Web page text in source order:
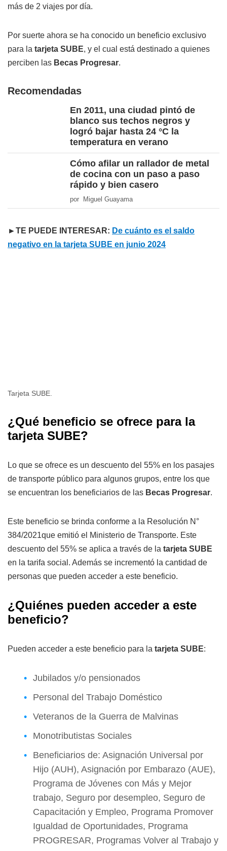
más de 2 viajes por día.
Por suerte ahora se ha conocido un beneficio exclusivo
para la tarjeta SUBE, y el cual está destinado a quienes
perciben las Becas Progresar.
Recomendadas
En 2011, una ciudad pintó de
blanco sus techos negros y
logró bajar hasta 24 °C la
temperatura en verano
Cómo afilar un rallador de metal
de cocina con un paso a paso
rápido y bien casero
por Miguel Guayama
►TE PUEDE INTERESAR: De cuánto es el saldo
negativo en la tarjeta SUBE en junio 2024
Tarjeta SUBE.
¿Qué beneficio se ofrece para la
tarjeta SUBE?
Lo que se ofrece es un descuento del 55% en los pasajes
de transporte público para algunos grupos, entre los que
se encuentran los beneficiarios de las Becas Progresar.
Este beneficio se brinda conforme a la Resolución N°
384/2021que emitió el Ministerio de Transporte. Este
descuento del 55% se aplica a través de la tarjeta SUBE
en la tarifa social. Además se incrementó la cantidad de
personas que pueden acceder a este beneficio.
¿Quiénes pueden acceder a este
beneficio?
Pueden acceder a este beneficio para la tarjeta SUBE:
Jubilados y/o pensionados
Personal del Trabajo Doméstico
Veteranos de la Guerra de Malvinas
Monotributistas Sociales
Beneficiarios de: Asignación Universal por
Hijo (AUH), Asignación por Embarazo (AUE),
Programa de Jóvenes con Más y Mejor
trabajo, Seguro por desempleo, Seguro de
Capacitación y Empleo, Programa Promover
Igualdad de Oportunidades, Programa
PROGRESAR, Programas Volver al Trabajo y